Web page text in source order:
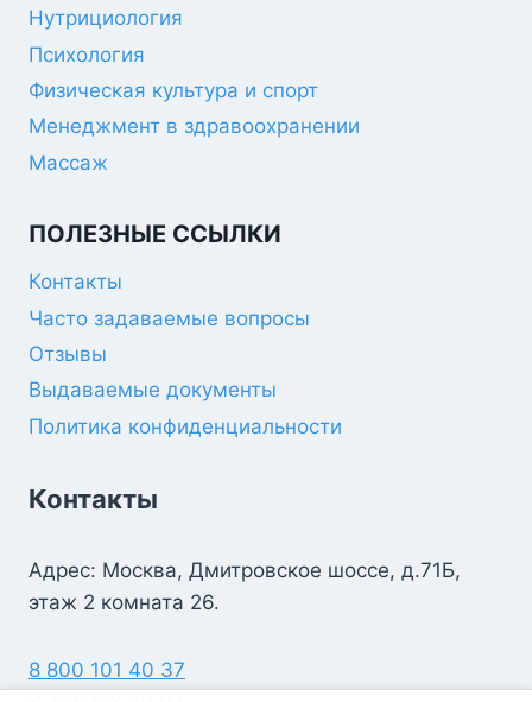
Нутрициология
Психология
Физическая культура и спорт
Менеджмент в здравоохранении
Массаж
ПОЛЕЗНЫЕ ССЫЛКИ
Контакты
Часто задаваемые вопросы
Отзывы
Выдаваемые документы
Политика конфиденциальности
Контакты
Адрес: Москва, Дмитровское шоссе, д.71Б,
этаж 2 комната 26.
8 800 101 40 37